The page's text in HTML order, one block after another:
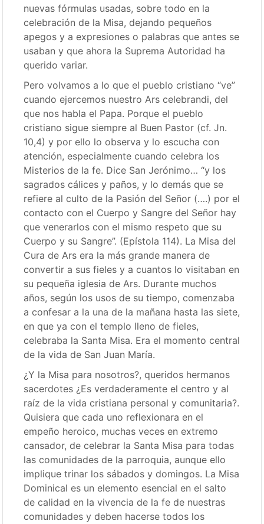
nuevas fórmulas usadas, sobre todo en la
celebración de la Misa, dejando pequeños
apegos y a expresiones o palabras que antes se
usaban y que ahora la Suprema Autoridad ha
querido variar.
Pero volvamos a lo que el pueblo cristiano “ve”
cuando ejercemos nuestro Ars celebrandi, del
que nos habla el Papa. Porque el pueblo
cristiano sigue siempre al Buen Pastor (cf. Jn.
10,4) y por ello lo observa y lo escucha con
atención, especialmente cuando celebra los
Misterios de la fe. Dice San Jerónimo… “y los
sagrados cálices y paños, y lo demás que se
refiere al culto de la Pasión del Señor (….) por el
contacto con el Cuerpo y Sangre del Señor hay
que venerarlos con el mismo respeto que su
Cuerpo y su Sangre”. (Epístola 114). La Misa del
Cura de Ars era la más grande manera de
convertir a sus fieles y a cuantos lo visitaban en
su pequeña iglesia de Ars. Durante muchos
años, según los usos de su tiempo, comenzaba
a confesar a la una de la mañana hasta las siete,
en que ya con el templo lleno de fieles,
celebraba la Santa Misa. Era el momento central
de la vida de San Juan María.
¿Y la Misa para nosotros?, queridos hermanos
sacerdotes ¿Es verdaderamente el centro y al
raíz de la vida cristiana personal y comunitaria?.
Quisiera que cada uno reflexionara en el
empeño heroico, muchas veces en extremo
cansador, de celebrar la Santa Misa para todas
las comunidades de la parroquia, aunque ello
implique trinar los sábados y domingos. La Misa
Dominical es un elemento esencial en el salto
de calidad en la vivencia de la fe de nuestras
comunidades y deben hacerse todos los